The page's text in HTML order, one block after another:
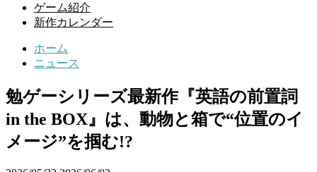
ゲーム紹介
新作カレンダー
ホーム
ニュース
勉ゲーシリーズ最新作『英語の前置詞
in the BOX』は、動物と箱で“位置のイ
メージ”を掴む!?